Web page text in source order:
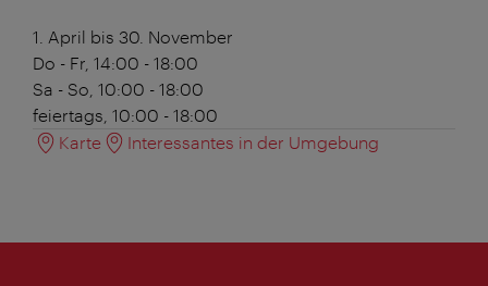
1. April bis 30. November
Do - Fr, 14:00 - 18:00
Sa - So, 10:00 - 18:00
feiertags, 10:00 - 18:00
Karte
Interessantes in der Umgebung